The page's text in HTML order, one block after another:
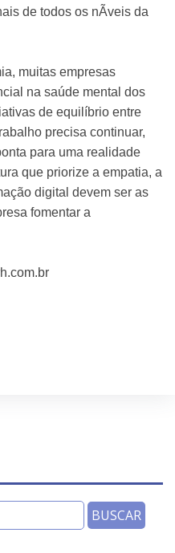
de todos os nÃ­veis da
muitas empresas
na saúde mental dos
de equilíbrio entre
precisa continuar,
para uma realidade
que priorize a empatia, a
digital devem ser as
fomentar a